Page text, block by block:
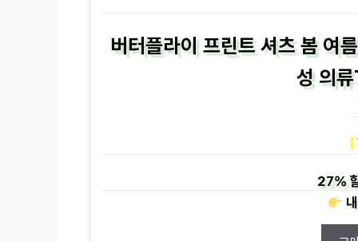
버터플라이 프린트 셔츠 봄 여
성 의
[
27%